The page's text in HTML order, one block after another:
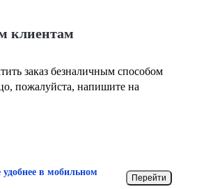
клиентам
заказ безналичным способом
пожалуйста, напишите на
в мобильном
Перейти